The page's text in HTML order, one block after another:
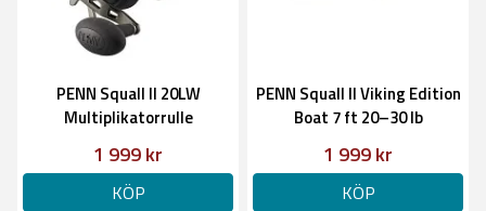
PENN Squall II 20LW
Multiplikatorrulle
1 999 kr
KÖP
PENN Squall II Viking Edition
Boat 7 ft 20–30 lb
1 999 kr
KÖP